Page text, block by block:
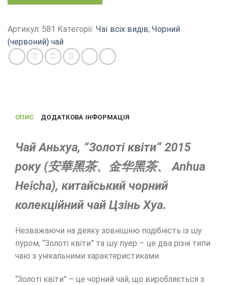
колекційний
чай
"Золоті
квіти"
Артикул: 581 Категорії: Чаї всіх видів, Чорний
(червоний) чай
ОПИС ДОДАТКОВА ІНФОРМАЦІЯ
Чай Аньхуа, “Золоті квіти” 2015
року (安華黑茶、金华黑茶、 Anhua
Heicha), китайський чорний
колекційний чай Цзінь Хуа.
Незважаючи на деяку зовнішню подібність із шу
пуром, “Золоті квіти” та шу пуер – це два різні типи
чаю з унікальними характеристиками.
“Золоті квіти” – це чорний чай, що виробляється з